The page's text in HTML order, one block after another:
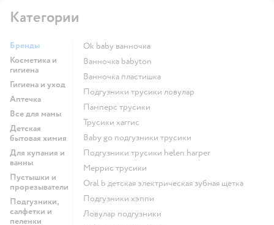
Категории
Бренды
Косметика и
гигиена
Гигиена и уход
Аптечка
Все для мамы
Детская
бытовая химия
Для купания и
ванны
Пустышки и
прорезыватели
Подгузники,
салфетки и
пеленки
ok baby ванночка
ванночка babyton
ванночка пластишка
подгузники трусики ловулар
памперс трусики
трусики хаггис
baby go подгузники трусики
подгузники трусики helen harper
меррис трусики
oral b детская электрическая зубная щетка
подгузники хэппи
ловулар подгузники